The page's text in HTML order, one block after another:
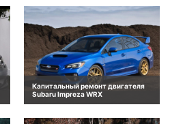
Капитальный ремонт двигателя
Subaru Impreza WRX